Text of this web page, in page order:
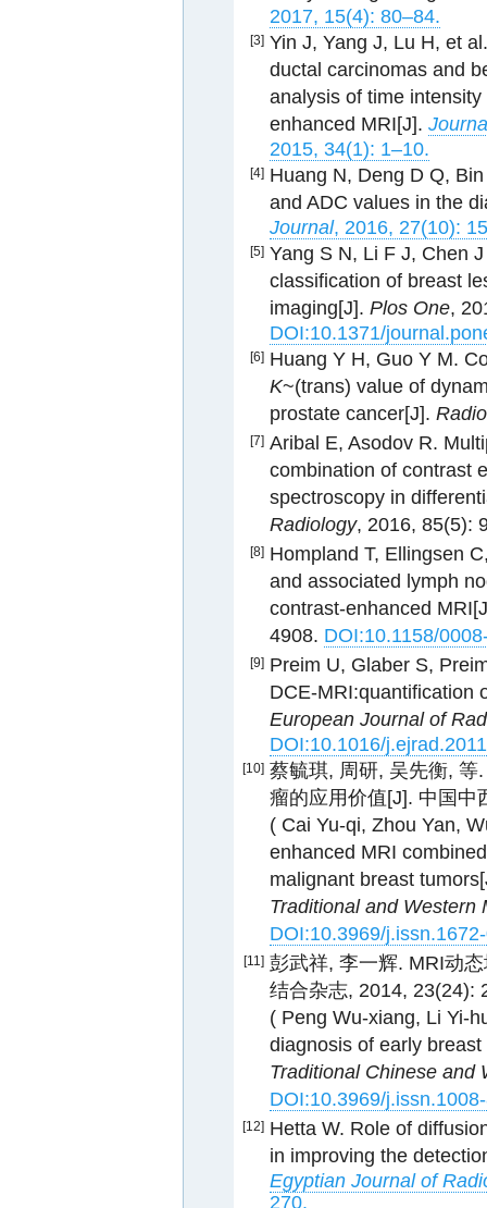
2017, 15(4): 80–84.
[3] Yin J, Yang J, Lu H, et
ductal carcinomas and
analysis of time
enhanced MRI[J].
2015, 34(1): 1–10.
[4] Huang N, Deng D Q,
and ADC values in the
Journal, 2016, 27(10):
[5] Yang S N, Li F J, Chen
classification of breast
imaging[J]. Plos One,
DOI:10.1371/
[6] Huang Y H, Guo Y M.
K~(trans) value of
prostate cancer[J].
[7] Aribal E, Asodov R.
combination of contrast
spectroscopy in
Radiology, 2016, 85(5):
[8] Hompland T, Ellingsen
and associated lymph
contrast-enhanced
4908. DOI:10.1158/
[9] Preim U, Glaber S,
DCE-MRI:quantification
European Journal of
DOI:10.1016/
[10] 蔡毓琪, 周研, 吴先衡, 等
瘤的应用价值[J]. 中国中
( Cai Yu-qi, Zhou Yan,
enhanced MRI
malignant breast
Traditional and Western
DOI:10.3969/
[11] 彭武祥, 李一辉. MRI动
结合杂志, 2014, 23(24):
( Peng Wu-xiang, Li Yi-
diagnosis of early
Traditional Chinese and
DOI:10.3969/
[12] Hetta W. Role of
in improving the
Egyptian Journal of
270.